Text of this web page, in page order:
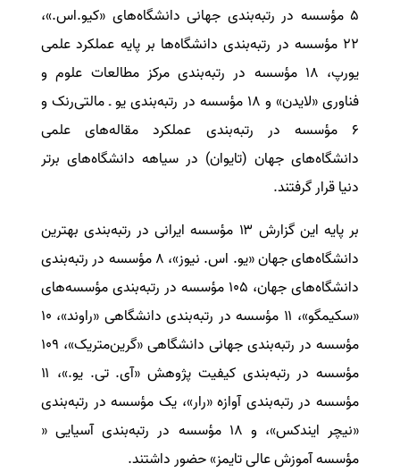
۵ مؤسسه در رتبه‌بندی جهانی دانشگاه‌های «کیو.اس.»،
۲۲ مؤسسه در رتبه‌بندی دانشگاه‌ها بر پایه عملکرد علمی
یورپ، ۱۸ مؤسسه در رتبه‌بندی مرکز مطالعات علوم و
فناوری «لایدن» و ۱۸ مؤسسه در رتبه‌بندی یو ـ مالتی‌رنک و
۶ مؤسسه در رتبه‌بندی عملکرد مقاله‌های علمی
دانشگاه‌های جهان (تایوان) در سیاهه دانشگاه‌های برتر
دنیا قرار گرفتند.
بر پایه این گزارش ۱۳ مؤسسه ایرانی در رتبه‌بندی بهترین
دانشگاه‌های جهان «یو. اس. نیوز»، ۸ مؤسسه در رتبه‌بندی
دانشگاه‌های جهان، ۱۰۵ مؤسسه در رتبه‌بندی مؤسسه‌های
«سکیمگو»، ۱۱ مؤسسه در رتبه‌بندی دانشگاهی «راوند»، ۱۰
مؤسسه در رتبه‌بندی جهانی دانشگاهی «گرین‌متریک»، ۱۰۹
مؤسسه در رتبه‌بندی کیفیت پژوهش «آی. تی. یو.»، ۱۱
مؤسسه در رتبه‌بندی آوازه «رار»، یک مؤسسه در رتبه‌بندی
«نیچر ایندکس»، و ۱۸ مؤسسه در رتبه‌بندی آسیایی «
مؤسسه آموزش عالی تایمز» حضور داشتند.